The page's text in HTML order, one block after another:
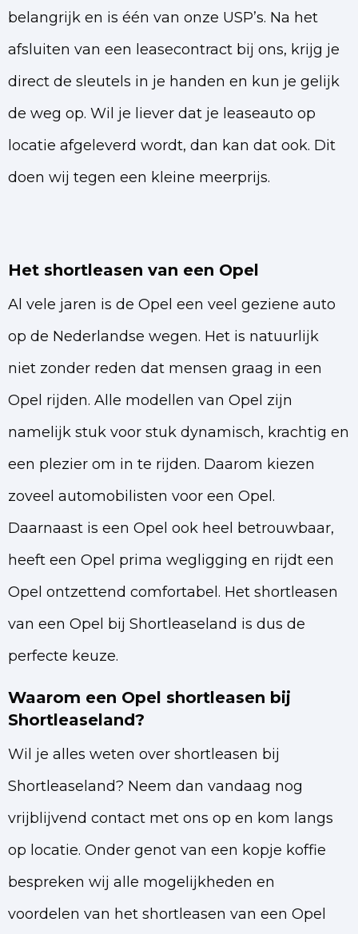
belangrijk en is één van onze USP’s. Na het
afsluiten van een leasecontract bij ons, krijg je
direct de sleutels in je handen en kun je gelijk
de weg op. Wil je liever dat je leaseauto op
locatie afgeleverd wordt, dan kan dat ook. Dit
doen wij tegen een kleine meerprijs.
Het shortleasen van een Opel
Al vele jaren is de Opel een veel geziene auto
op de Nederlandse wegen. Het is natuurlijk
niet zonder reden dat mensen graag in een
Opel rijden. Alle modellen van Opel zijn
namelijk stuk voor stuk dynamisch, krachtig en
een plezier om in te rijden. Daarom kiezen
zoveel automobilisten voor een Opel.
Daarnaast is een Opel ook heel betrouwbaar,
heeft een Opel prima wegligging en rijdt een
Opel ontzettend comfortabel. Het shortleasen
van een Opel bij Shortleaseland is dus de
perfecte keuze.
Waarom een Opel shortleasen bij
Shortleaseland?
Wil je alles weten over shortleasen bij
Shortleaseland? Neem dan vandaag nog
vrijblijvend contact met ons op en kom langs
op locatie. Onder genot van een kopje koffie
bespreken wij alle mogelijkheden en
voordelen van het shortleasen van een Opel